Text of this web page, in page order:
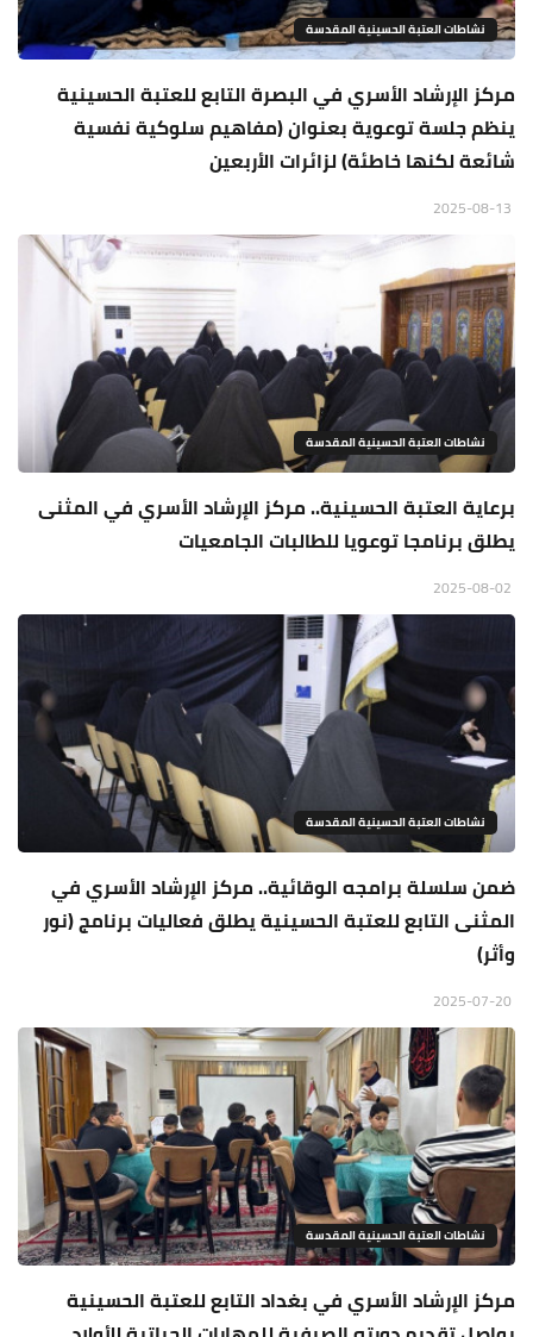
نشاطات العتبة الحسينية المقدسة
مركز الإرشاد الأسري في البصرة التابع للعتبة الحسينية
ينظم جلسة توعوية بعنوان (مفاهيم سلوكية نفسية
شائعة لكنها خاطئة) لزائرات الأربعين
نشاطات العتبة الحسينية المقدسة
برعاية العتبة الحسينية.. مركز الإرشاد الأسري في المثنى
يطلق برنامجا توعويا للطالبات الجامعيات
نشاطات العتبة الحسينية المقدسة
ضمن سلسلة برامجه الوقائية.. مركز الإرشاد الأسري في
المثنى التابع للعتبة الحسينية يطلق فعاليات برنامج (نور
وأثر)
نشاطات العتبة الحسينية المقدسة
مركز الإرشاد الأسري في بغداد التابع للعتبة الحسينية